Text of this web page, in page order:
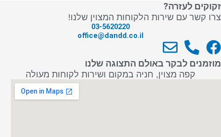
זקוקים לעזרה?
צרו קשר עם שירות הלקוחות המצוין שלנו!
03-5620220
office@dandd.co.il
F
a
P
h
o
E
n
v
מוזמנים לבקר באולם התצוגה שלנו
קפה מצוין, חניה במקום ושירות לקוחות מעולה